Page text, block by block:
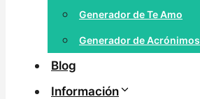
Generador de Te Amo
Generador de Acrónimos
Blog
Información